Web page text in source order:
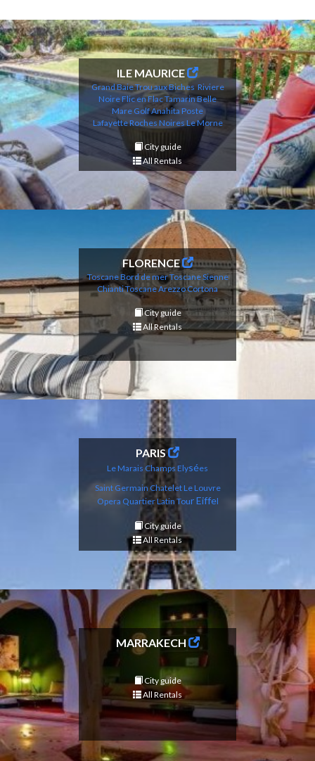
ILE MAURICE
Grand BaieTrou aux Biches Riviere
Noire Flic en FlacTamarinBelle
Mare Golf Anahita Poste
LafayetteRoches NoiresLe Morne
City guide
All Rentals
FLORENCE
Toscane Bord de merToscane Sienne
ChiantiToscane Arezzo Cortona
City guide
All Rentals
PARIS
Le Marais Champs Elysées
Saint Germain Chatelet Le Louvre
Opera Quartier Latin Tour Eiffel
City guide
All Rentals
MARRAKECH
City guide
All Rentals